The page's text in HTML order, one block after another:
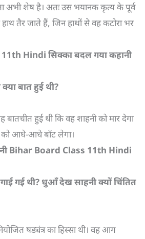
अभी शेष है। अतः उस भयानक कृत्य के पूर्व
तैर जाते हैं, जिन हाथों से वह कटोरा भर
11th Hindi सिक्का बदल गया कहानी
बात हुई थी?
हुई थी कि वह शाहनी को मार देगा
आधे-आधे बाँट लेगा।
Bihar Board Class 11th Hindi
गई थी? धुआँ देख साहनी क्यों चिंतित
षड्यंत्र का हिस्सा थी। वह आग